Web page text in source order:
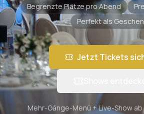
Begrenzte Plätze pro Abend
Perfekt als
Jetzt Tickets
Mehr-Gänge-Menü + Live-Show